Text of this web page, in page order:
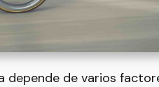
de varios